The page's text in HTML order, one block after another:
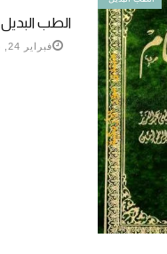
الطب البديل
فبراير 24, 2018